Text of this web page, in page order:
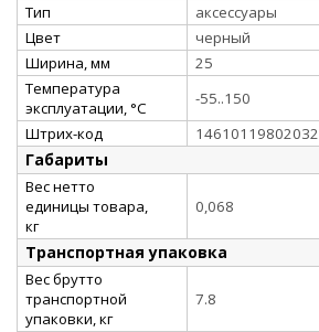
Тип
аксессуары
Цвет
черный
Ширина, мм
25
Температура
эксплуатации, °C
-55..150
Штрих-код
14610119802032
Габариты
Вес нетто
единицы товара,
кг
0,068
Транспортная упаковка
Вес брутто
транспортной
упаковки, кг
7.8